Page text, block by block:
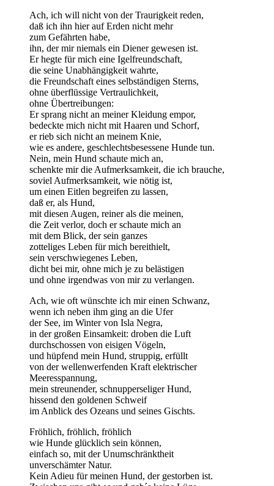
Ach, ich will nicht von der Traurigkeit reden,
daß ich ihn hier auf Erden nicht mehr
zum Gefährten habe,
ihn, der mir niemals ein Diener gewesen ist.
Er hegte für mich eine Igelfreundschaft,
die seine Unabhängigkeit wahrte,
die Freundschaft eines selbständigen Sterns,
ohne überflüssige Vertraulichkeit,
ohne Übertreibungen:
Er sprang nicht an meiner Kleidung empor,
bedeckte mich nicht mit Haaren und Schorf,
er rieb sich nicht an meinem Knie,
wie es andere, geschlechtsbesessene Hunde tun.
Nein, mein Hund schaute mich an,
schenkte mir die Aufmerksamkeit, die ich brauche,
soviel Aufmerksamkeit, wie nötig ist,
um einen Eitlen begreifen zu lassen,
daß er, als Hund,
mit diesen Augen, reiner als die meinen,
die Zeit verlor, doch er schaute mich an
mit dem Blick, der sein ganzes
zotteliges Leben für mich bereithielt,
sein verschwiegenes Leben,
dicht bei mir, ohne mich je zu belästigen
und ohne irgendwas von mir zu verlangen.
Ach, wie oft wünschte ich mir einen Schwanz,
wenn ich neben ihm ging an die Ufer
der See, im Winter von Isla Negra,
in der großen Einsamkeit: droben die Luft
durchschossen von eisigen Vögeln,
und hüpfend mein Hund, struppig, erfüllt
von der wellenwerfenden Kraft elektrischer
Meeresspannung,
mein streunender, schnupperseliger Hund,
hissend den goldenen Schweif
im Anblick des Ozeans und seines Gischts.
Fröhlich, fröhlich, fröhlich
wie Hunde glücklich sein können,
einfach so, mit der Unumschränktheit
unverschämter Natur.
Kein Adieu für meinen Hund, der gestorben ist.